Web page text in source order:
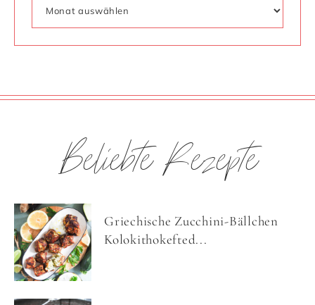
Beliebte Rezepte
Griechische Zucchini-Bällchen
Kolokithokefted...